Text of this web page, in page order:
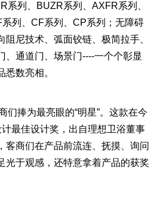
系列、BUZR系列、AXFR系列、
列、CF系列、CP系列；无障碍
尼技术、弧面铰链、极简拉手、
、通道门、场景门----一个个彰显
数亮相。
们捧为最亮眼的“明星”。这款在今
最佳设计奖，出自理想卫浴董事
客商们在产品前流连、抚摸、询问
光于观感，还特意拿着产品的获奖